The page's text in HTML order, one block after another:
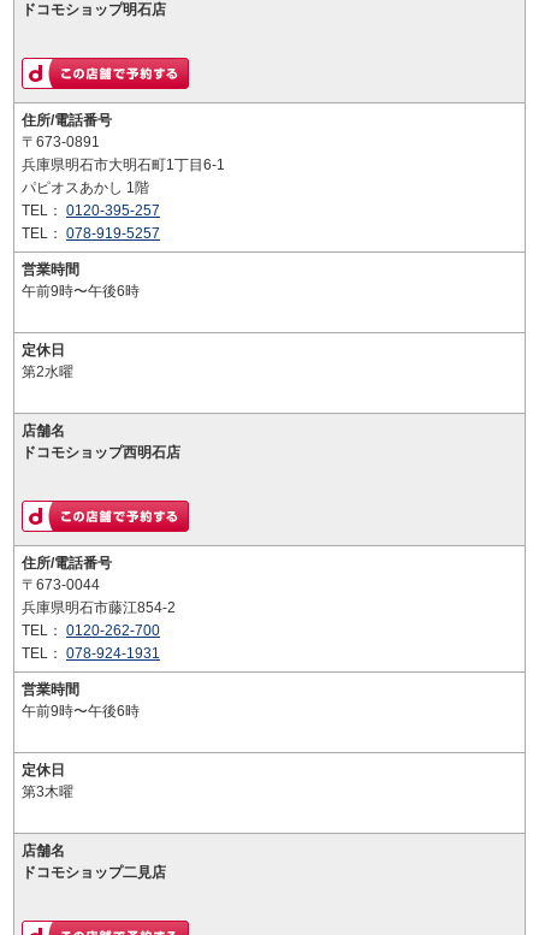
ドコモショップ明石店
住所/電話番号
〒673-0891
兵庫県明石市大明石町1丁目6-1
パピオスあかし 1階
TEL： 0120-395-257
TEL： 078-919-5257
営業時間
午前9時〜午後6時
定休日
第2水曜
店舗名
ドコモショップ西明石店
住所/電話番号
〒673-0044
兵庫県明石市藤江854-2
TEL： 0120-262-700
TEL： 078-924-1931
営業時間
午前9時〜午後6時
定休日
第3木曜
店舗名
ドコモショップ二見店